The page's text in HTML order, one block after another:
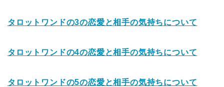
タロットワンドの3の恋愛と相手の気持ちについて
タロットワンドの4の恋愛と相手の気持ちについて
タロットワンドの5の恋愛と相手の気持ちについて